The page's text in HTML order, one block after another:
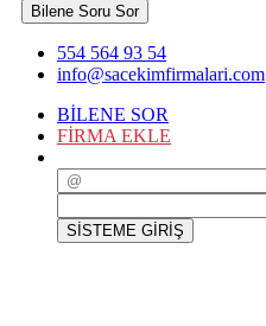
Bilene Soru Sor
554 564 93 54
info@sacekimfirmalari.com
BİLENE SOR
FİRMA EKLE
SİSTEME GİRİŞ